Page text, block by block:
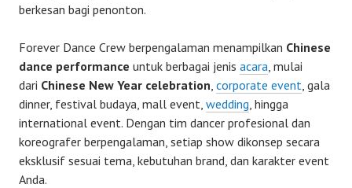
berkesan bagi penonton.
Forever Dance Crew berpengalaman menampilkan Chinese
dance performance untuk berbagai jenis acara, mulai
dari Chinese New Year celebration, corporate event, gala
dinner, festival budaya, mall event, wedding, hingga
international event. Dengan tim dancer profesional dan
koreografer berpengalaman, setiap show dikonsep secara
eksklusif sesuai tema, kebutuhan brand, dan karakter event
Anda.